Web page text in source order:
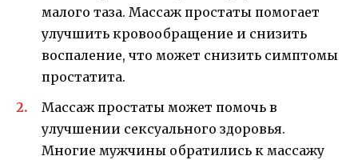
малого таза. Массаж простаты помогает
улучшить кровообращение и снизить
воспаление, что может снизить симптомы
простатита.
Массаж простаты может помочь в
улучшении сексуального здоровья.
Многие мужчины обратились к массажу